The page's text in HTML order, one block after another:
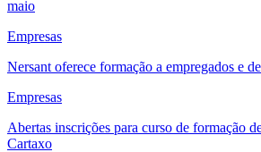
maio
Empresas
Nersant oferece formação a empregados e
Empresas
Abertas inscrições para curso de formação
Cartaxo